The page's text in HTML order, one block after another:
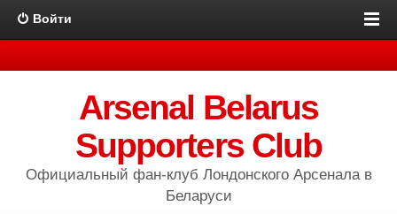
Войти
Arsenal Belarus
Supporters Club
Официальный фан-клуб Лондонского Арсенала в
Беларуси